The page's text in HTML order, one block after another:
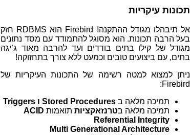
תכונות עיקריות
אל תיבהלו מגודל ההתקנה! Firebird הוא RDBMS חזק
בעל הרבה תכונות. הוא מסוגל להתמודד עם מסד נתונים
מגודל של קילו בתים בודדים ועד להרבה מאוד ג’יגה
בתים, עם ביצועים טובים וכמעט ללא צורך בתחזוקה!
ניתן למצוא למטה רשימה של התכונות העיקריות של
Firebird:
תמיכה מלאה ב Stored Procedures ו Triggers
תמיכה מלאה בטרנזאקציות תואמות ACID
Referential Integrity
Multi Generational Architecture